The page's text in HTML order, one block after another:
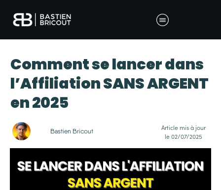
Comment se lancer dans
l’Affiliation SANS ARGENT
en 2025
Bastien Bricout
Article mis à jour
le 02/07/2025